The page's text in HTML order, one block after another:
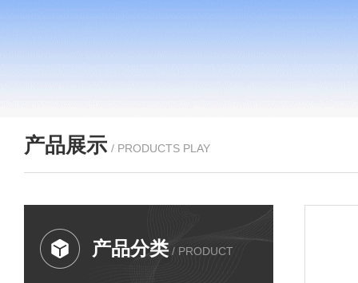
产品展示 / PRODUCTS PLAY
产品分类 / PRODUCT